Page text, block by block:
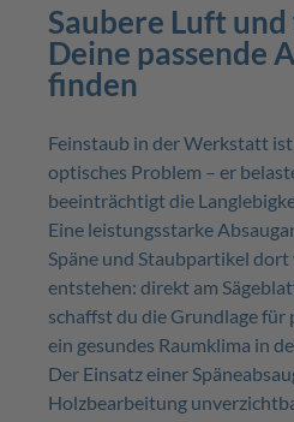
Saubere Luft
Deine passende
finden
Feinstaub in der Werkstatt
optisches Problem – er
beeinträchtigt die
Eine leistungsstarke
Späne und Staubpartikel
entstehen: direkt am
schaffst du die Grundlage für
ein gesundes Raumklima in
Der Einsatz einer
Holzbearbeitung